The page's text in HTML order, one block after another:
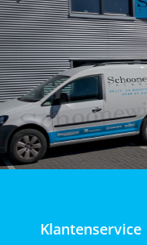
Klantenservice